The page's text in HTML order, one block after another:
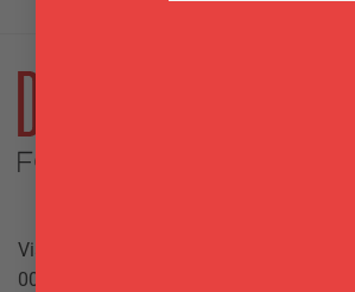
Via Giuseppe Mazzini, 10
00042 Anzio (RM)